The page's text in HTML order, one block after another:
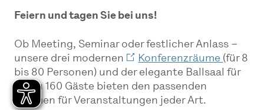
Feiern und tagen Sie bei uns!
Ob Meeting, Seminar oder festlicher Anlass –
unsere drei modernen
Konferenzräume (für 8
bis 80 Personen) und der elegante Ballsaal für
bis zu 160 Gäste bieten den passenden
Rahmen für Veranstaltungen jeder Art.